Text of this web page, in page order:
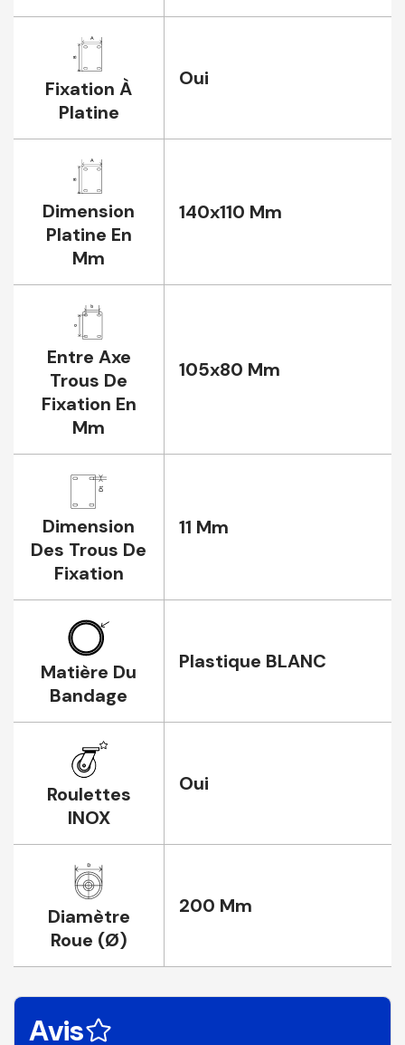
Fixation À
Platine
Oui
Dimension
Platine En
Mm
140x110 Mm
Entre Axe
Trous De
Fixation En
Mm
105x80 Mm
Dimension
Des Trous De
Fixation
11 Mm
Matière Du
Bandage
Plastique BLANC
Roulettes
INOX
Oui
Diamètre
Roue (Ø)
200 Mm
Avis